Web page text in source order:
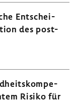
Entschei­
des post­
Risiko für